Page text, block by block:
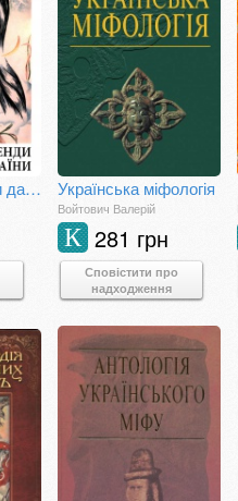
Міфи та легенди давньої України Українська міфологія
Войтович Валерій
281 грн
К
Сповістити про
надходження